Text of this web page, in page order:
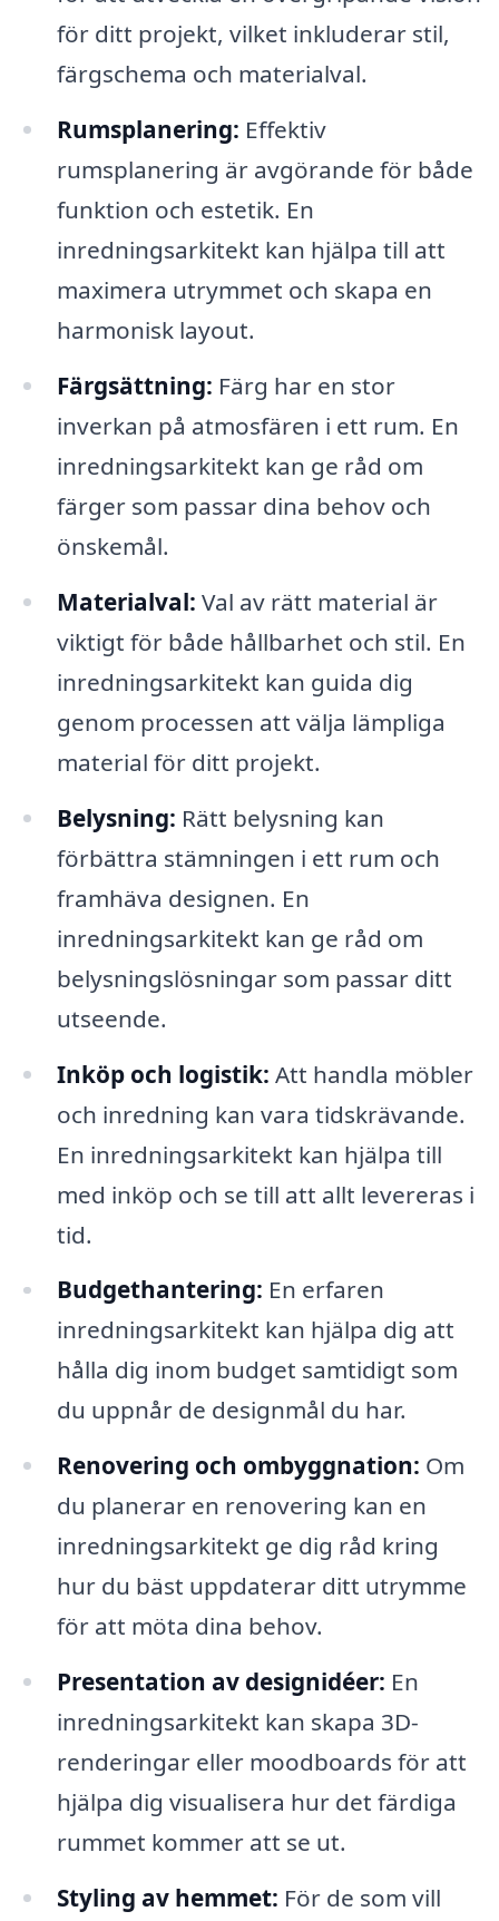
för ditt projekt, vilket inkluderar stil,
färgschema och materialval.
Rumsplanering: Effektiv
rumsplanering är avgörande för både
funktion och estetik. En
inredningsarkitekt kan hjälpa till att
maximera utrymmet och skapa en
harmonisk layout.
Färgsättning: Färg har en stor
inverkan på atmosfären i ett rum. En
inredningsarkitekt kan ge råd om
färger som passar dina behov och
önskemål.
Materialval: Val av rätt material är
viktigt för både hållbarhet och stil. En
inredningsarkitekt kan guida dig
genom processen att välja lämpliga
material för ditt projekt.
Belysning: Rätt belysning kan
förbättra stämningen i ett rum och
framhäva designen. En
inredningsarkitekt kan ge råd om
belysningslösningar som passar ditt
utseende.
Inköp och logistik: Att handla möbler
och inredning kan vara tidskrävande.
En inredningsarkitekt kan hjälpa till
med inköp och se till att allt levereras i
tid.
Budgethantering: En erfaren
inredningsarkitekt kan hjälpa dig att
hålla dig inom budget samtidigt som
du uppnår de designmål du har.
Renovering och ombyggnation: Om
du planerar en renovering kan en
inredningsarkitekt ge dig råd kring
hur du bäst uppdaterar ditt utrymme
för att möta dina behov.
Presentation av designidéer: En
inredningsarkitekt kan skapa 3D-
renderingar eller moodboards för att
hjälpa dig visualisera hur det färdiga
rummet kommer att se ut.
Styling av hemmet: För de som vill